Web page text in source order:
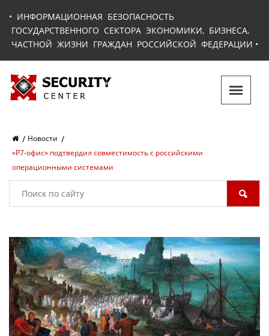
• ИНФОРМАЦИОННАЯ БЕЗОПАСНОСТЬ
ГОСУДАРСТВЕННОГО СЕКТОРА ЭКОНОМИКИ, БИЗНЕСА,
ЧАСТНОЙ ЖИЗНИ ГРАЖДАН РОССИЙСКОЙ ФЕДЕРАЦИИ •
Новости
«Р7-офис» подтвердил совместимость с российскими
операционными системами